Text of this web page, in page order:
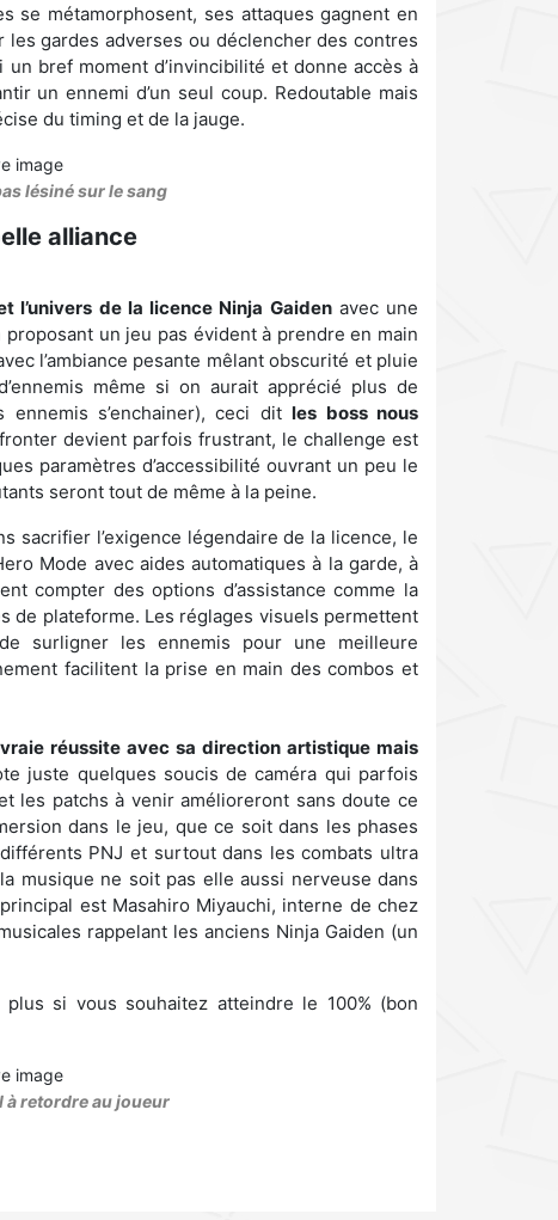
se métamorphosent, ses attaques gagnent en
gardes adverses ou déclencher des contres
bref moment d’invincibilité et donne accès à
un ennemi d’un seul coup. Redoutable mais
du timing et de la jauge.
lésiné sur le sang
alliance
l’univers de la licence Ninja Gaidenavec une
un jeu pas évident à prendre en main
l’ambiance pesante mêlant obscurité et pluie
même si on aurait apprécié plus de
s’enchainer), ceci ditles boss nous
devient parfois frustrant, le challenge est
paramètres d’accessibilité ouvrant un peu le
seront tout de même à la peine.
sacrifier l’exigence légendaire de la licence, le
Mode avec aides automatiques à la garde, à
compter des options d’assistance comme la
de plateforme. Les réglages visuels permettent
surligner les ennemis pour une meilleure
facilitent la prise en main des combos et
réussite avec sa direction artistique mais
juste quelques soucis de caméra qui parfois
les patchs à venir amélioreront sans doute ce
dans le jeu, que ce soit dans les phases
PNJ et surtout dans les combats ultra
musique ne soit pas elle aussi nerveuse dans
est Masahiro Miyauchi, interne de chez
rappelant les anciens Ninja Gaiden (un
si vous souhaitez atteindre le 100% (bon
à retordre au joueur